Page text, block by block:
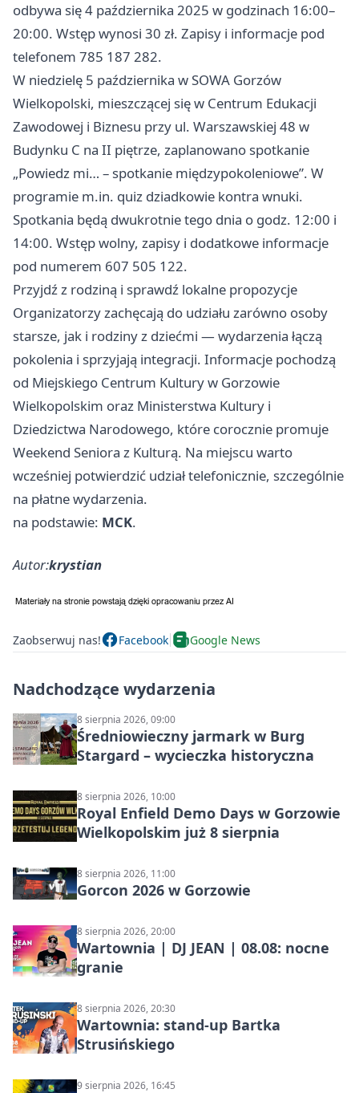
odbywa się 4 października 2025 w godzinach 16:00–
20:00. Wstęp wynosi 30 zł. Zapisy i informacje pod
telefonem 785 187 282.
W niedzielę 5 października w SOWA Gorzów
Wielkopolski, mieszczącej się w Centrum Edukacji
Zawodowej i Biznesu przy ul. Warszawskiej 48 w
Budynku C na II piętrze, zaplanowano spotkanie
„Powiedz mi… – spotkanie międzypokoleniowe”. W
programie m.in. quiz dziadkowie kontra wnuki.
Spotkania będą dwukrotnie tego dnia o godz. 12:00 i
14:00. Wstęp wolny, zapisy i dodatkowe informacje
pod numerem 607 505 122.
Przyjdź z rodziną i sprawdź lokalne propozycje
Organizatorzy zachęcają do udziału zarówno osoby
starsze, jak i rodziny z dziećmi — wydarzenia łączą
pokolenia i sprzyjają integracji. Informacje pochodzą
od Miejskiego Centrum Kultury w Gorzowie
Wielkopolskim oraz Ministerstwa Kultury i
Dziedzictwa Narodowego, które corocznie promuje
Weekend Seniora z Kulturą. Na miejscu warto
wcześniej potwierdzić udział telefonicznie, szczególnie
na płatne wydarzenia.
na podstawie: MCK.
Autor:krystian
Zaobserwuj nas! Facebook Google News
Nadchodzące wydarzenia
8 sierpnia 2026, 09:00
Średniowieczny jarmark w Burg
Stargard – wycieczka historyczna
8 sierpnia 2026, 10:00
Royal Enfield Demo Days w Gorzowie
Wielkopolskim już 8 sierpnia
8 sierpnia 2026, 11:00
Gorcon 2026 w Gorzowie
8 sierpnia 2026, 20:00
Wartownia | DJ JEAN | 08.08: nocne
granie
8 sierpnia 2026, 20:30
Wartownia: stand-up Bartka
Strusińskiego
9 sierpnia 2026, 16:45